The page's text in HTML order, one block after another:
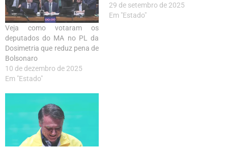
Veja como votaram os
deputados do MA no PL da
Dosimetria que reduz pena de
Bolsonaro
10 de dezembro de 2025
Em "Estado"
29 de setembro de 2025
Em "Estado"